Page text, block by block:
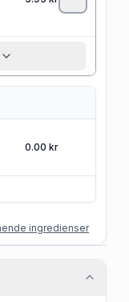
0.00 kr
ingredienser